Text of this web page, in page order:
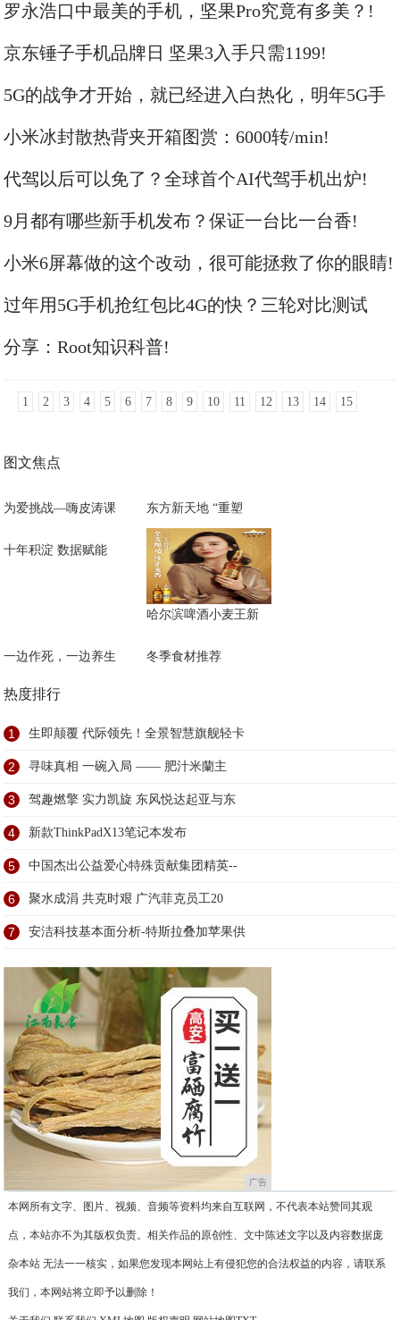
罗永浩口中最美的手机，坚果Pro究竟有多美？!
京东锤子手机品牌日 坚果3入手只需1199!
5G的战争才开始，就已经进入白热化，明年5G手
机进入千元时代!
小米冰封散热背夹开箱图赏：6000转/min!
代驾以后可以免了？全球首个AI代驾手机出炉!
9月都有哪些新手机发布？保证一台比一台香!
小米6屏幕做的这个改动，很可能拯救了你的眼睛!
过年用5G手机抢红包比4G的快？三轮对比测试
后、详细结论来了!
分享：Root知识科普!
1 2 3 4 5 6 7 8 9 10 11 12 13 14 15
图文焦点
为爱挑战—嗨皮涛课 东方新天地 “重塑
十年积淀 数据赋能
哈尔滨啤酒小麦王新
一边作死，一边养生 冬季食材推荐
热度排行
1 生即颠覆 代际领先！全景智慧旗舰轻卡
2 寻味真相 一碗入局 —— 肥汁米蘭主
3 驾趣燃擎 实力凯旋 东风悦达起亚与东
4 新款ThinkPadX13笔记本发布
5 中国杰出公益爱心特殊贡献集团精英--
6 聚水成涓 共克时艰 广汽菲克员工20
7 安洁科技基本面分析-特斯拉叠加苹果供
广告
本网所有文字、图片、视频、音频等资料均来自互联网，不代表本站赞同其观
点，本站亦不为其版权负责。相关作品的原创性、文中陈述文字以及内容数据庞
杂本站 无法一一核实，如果您发现本网站上有侵犯您的合法权益的内容，请联系
我们，本网站将立即予以删除！